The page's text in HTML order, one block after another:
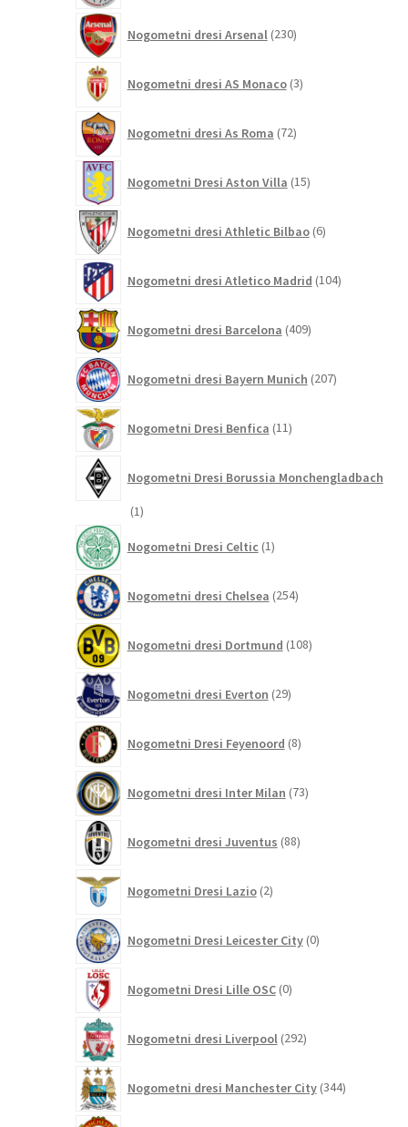
Nogometni dresi Arsenal 230izdelkov
Nogometni dresi AS Monaco 3izdelki
Nogometni dresi As Roma 72izdelkov
Nogometni Dresi Aston Villa 15izdelkov
Nogometni dresi Athletic Bilbao 6izdelkov
Nogometni dresi Atletico Madrid 104izdelki
Nogometni dresi Barcelona 409izdelkov
Nogometni dresi Bayern Munich 207izdelkov
Nogometni Dresi Benfica 11izdelkov
Nogometni Dresi Borussia Monchengladbach
11
Nogometni Dresi Celtic 1izdelek
Nogometni dresi Chelsea 254izdelkov
Nogometni dresi Dortmund 108izdelkov
Nogometni dresi Everton 29izdelkov
Nogometni Dresi Feyenoord 8izdelkov
Nogometni dresi Inter Milan 73izdelkov
Nogometni dresi Juventus 88izdelkov
Nogometni Dresi Lazio 2izdelka
Nogometni Dresi Leicester City 0izdelkov
Nogometni Dresi Lille OSC 0izdelkov
Nogometni dresi Liverpool 292izdelkov
Nogometni dresi Manchester City 344izdelkov